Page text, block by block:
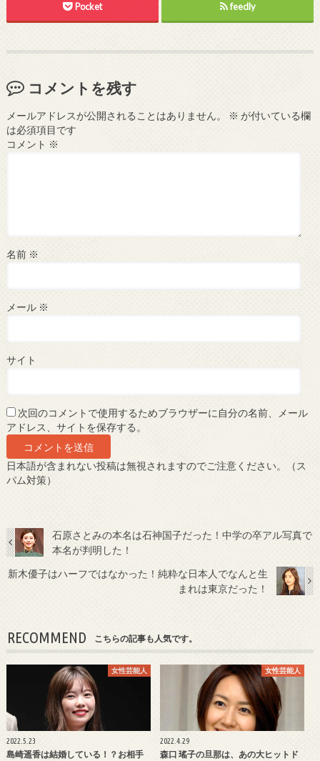
Pocket feedly
コメントを残す
メールアドレスが公開されることはありません。 ※ が付いている欄
は必須項目です
コメント ※
名前 ※
メール ※
サイト
次回のコメントで使用するためブラウザーに自分の名前、メール
アドレス、サイトを保存する。
日本語が含まれない投稿は無視されますのでご注意ください。（ス
パム対策）
石原さとみの本名は石神国子だった！中学の卒アル写真で
本名が判明した！
新木優子はハーフではなかった！純粋な日本人でなんと生
まれは東京だった！
RECOMMEND こちらの記事も人気です。
女性芸能人
2022.5.23
島崎遥香は結婚している！？お相手
女性芸能人
2022.4.29
森口 瑤子の旦那は、あの大ヒットド